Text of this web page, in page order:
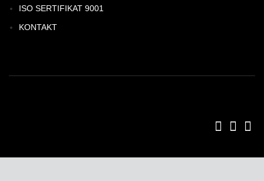
ISO SERTIFIKAT 9001
KONTAKT